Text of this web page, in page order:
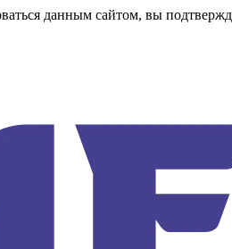
данным сайтом, вы